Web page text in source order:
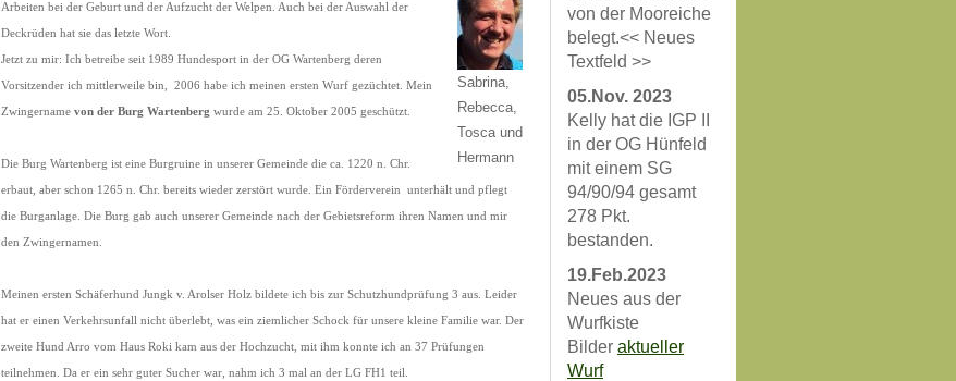
Sabrina,
Rebecca,
Tosca und
Hermann
Arbeiten bei der Geburt und der Aufzucht der Welpen. Auch bei der Auswahl der
Deckrüden hat sie das letzte Wort.
Jetzt zu mir: Ich betreibe seit 1989 Hundesport in der OG Wartenberg deren
Vorsitzender ich mittlerweile bin, 2006 habe ich meinen ersten Wurf gezüchtet. Mein
Zwingername von der Burg Wartenberg wurde am 25. Oktober 2005 geschützt.
Die Burg Wartenberg ist eine Burgruine in unserer Gemeinde die ca. 1220 n. Chr.
erbaut, aber schon 1265 n. Chr. bereits wieder zerstört wurde. Ein Förderverein unterhält und pflegt
die Burganlage. Die Burg gab auch unserer Gemeinde nach der Gebietsreform ihren Namen und mir
den Zwingernamen.
Meinen ersten Schäferhund Jungk v. Arolser Holz bildete ich bis zur Schutzhundprüfung 3 aus. Leider
hat er einen Verkehrsunfall nicht überlebt, was ein ziemlicher Schock für unsere kleine Familie war. Der
zweite Hund Arro vom Haus Roki kam aus der Hochzucht, mit ihm konnte ich an 37 Prüfungen
teilnehmen. Da er ein sehr guter Sucher war, nahm ich 3 mal an der LG FH1 teil.
von der Mooreiche
belegt.<< Neues
Textfeld >>
05.Nov. 2023
Kelly hat die IGP II
in der OG Hünfeld
mit einem SG
94/90/94 gesamt
278 Pkt.
bestanden.
19.Feb.2023
Neues aus der
Wurfkiste
Bilder aktueller
Wurf